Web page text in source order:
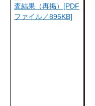
査結果（再掲）[PDF
ファイル／895KB]